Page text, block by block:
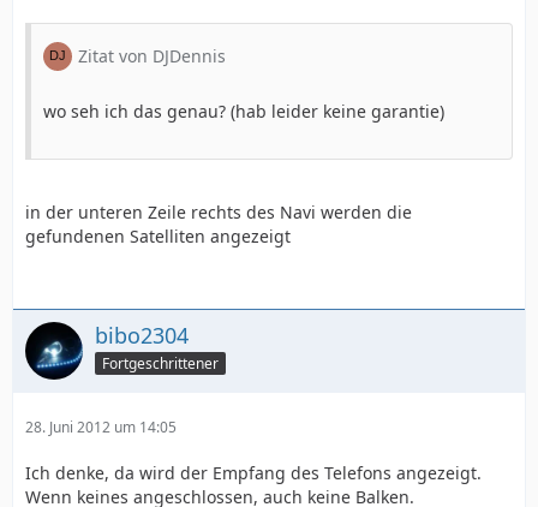
Zitat von DJDennis
wo seh ich das genau? (hab leider keine garantie)
in der unteren Zeile rechts des Navi werden die
gefundenen Satelliten angezeigt
bibo2304
Fortgeschrittener
28. Juni 2012 um 14:05
Ich denke, da wird der Empfang des Telefons angezeigt.
Wenn keines angeschlossen, auch keine Balken.